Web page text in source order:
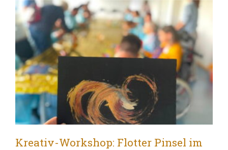
Kreativ-Workshop: Flotter Pinsel im